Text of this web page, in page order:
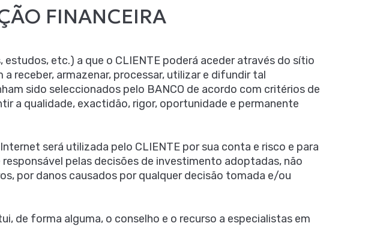
FINANCEIRA
etc.) a que o CLIENTE poderá aceder através do sítio
receber, armazenar, processar, utilizar e difundir tal
sido seleccionados pelo BANCO de acordo com critérios de
a qualidade, exactidão, rigor, oportunidade e permanente
será utilizada pelo CLIENTE por sua conta e risco e para
pelas decisões de investimento adoptadas, não
por danos causados por qualquer decisão tomada e/ou
de forma alguma, o conselho e o recurso a especialistas em